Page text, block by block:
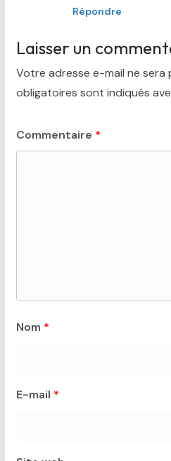
Répondre
Laisser un
Votre adresse e-mail ne sera
obligatoires sont indiqués
Commentaire *
Nom *
E-mail *